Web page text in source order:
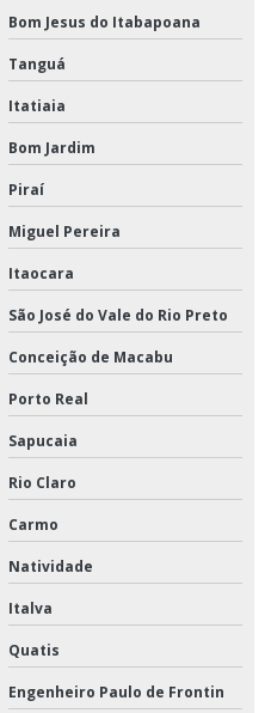
Bom Jesus do Itabapoana
Tanguá
Itatiaia
Bom Jardim
Piraí
Miguel Pereira
Itaocara
São José do Vale do Rio Preto
Conceição de Macabu
Porto Real
Sapucaia
Rio Claro
Carmo
Natividade
Italva
Quatis
Engenheiro Paulo de Frontin